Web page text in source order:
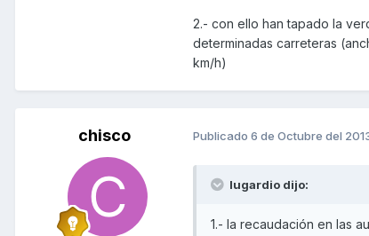
2.- con ello han tapado la
determinadas carreteras
km/h)
chisco Publicado 6 de Octubre del
lugardio dijo:
1.- la recaudación en las